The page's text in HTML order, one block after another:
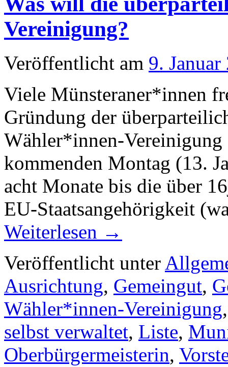
Vereinigung?
Veröffentlicht am 9. Januar
Viele Münsteraner*innen
Gründung der
Wähler*innen-
kommenden Montag (13.
acht Monate bis die über
EU-Staatsangehörigkeit
Weiterlesen →
Veröffentlicht unter
Ausrichtung, Gemeingut,
Wähler*innen-Vereinigung
selbst verwaltet, Liste,
Oberbürgermeisterin,